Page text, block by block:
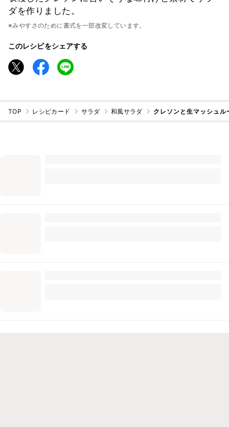
ダを作りました。
※みやすさのために書式を一部改変しています。
このレシピをシェアする
TOP レシピカード サラダ 和風サラダ クレソンと生マッシュル